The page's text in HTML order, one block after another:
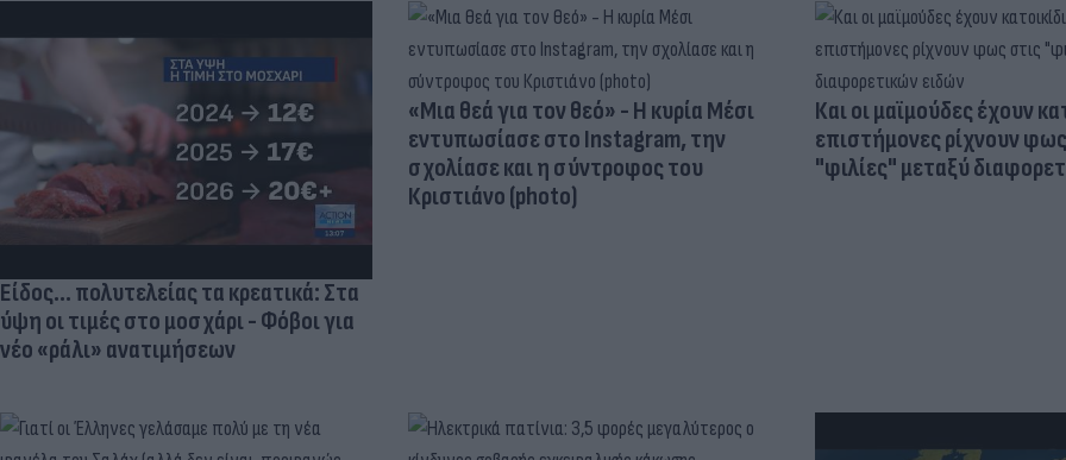
Είδος... πολυτελείας τα κρεατικά: Στα
ύψη οι τιμές στο μοσχάρι - Φόβοι για
νέο «ράλι» ανατιμήσεων
«Μια θεά για τον θεό» - Η κυρία Μέσι
εντυπωσίασε στο Instagram, την
σχολίασε και η σύντροφος του
Κριστιάνο (photo)
Και οι μαϊμούδες έχουν
επιστήμονες ρίχνουν
"φιλίες" μεταξύ